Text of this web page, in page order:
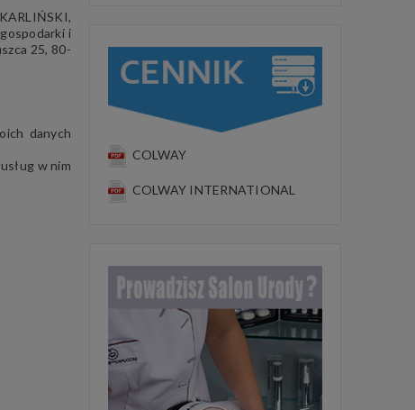
i
25, 80-
danych
w nim
COLWAY
COLWAY INTERNATIONAL